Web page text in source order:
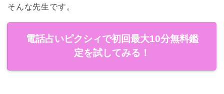
そんな先生です。
電話占いピクシィで初回最大10分無料鑑
定を試してみる！